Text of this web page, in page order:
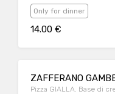
Only for dinner
14.00 €
ZAFFERANO
Pizza GIALLA. Base di